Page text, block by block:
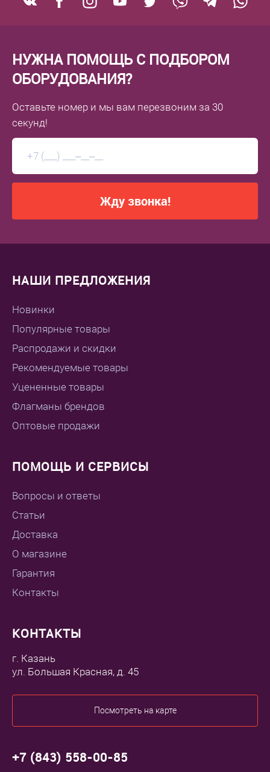
НУЖНА ПОМОЩЬ С ПОДБОРОМ
ОБОРУДОВАНИЯ?
Оставьте номер и мы вам перезвоним за 30
секунд!
Жду звонка!
НАШИ ПРЕДЛОЖЕНИЯ
Новинки
Популярные товары
Распродажи и скидки
Рекомендуемые товары
Уцененные товары
Флагманы брендов
Оптовые продажи
ПОМОЩЬ И СЕРВИСЫ
Вопросы и ответы
Статьи
Доставка
О магазине
Гарантия
Контакты
КОНТАКТЫ
г. Казань
ул. Большая Красная, д. 45
Посмотреть на карте
+7 (843) 558-00-85